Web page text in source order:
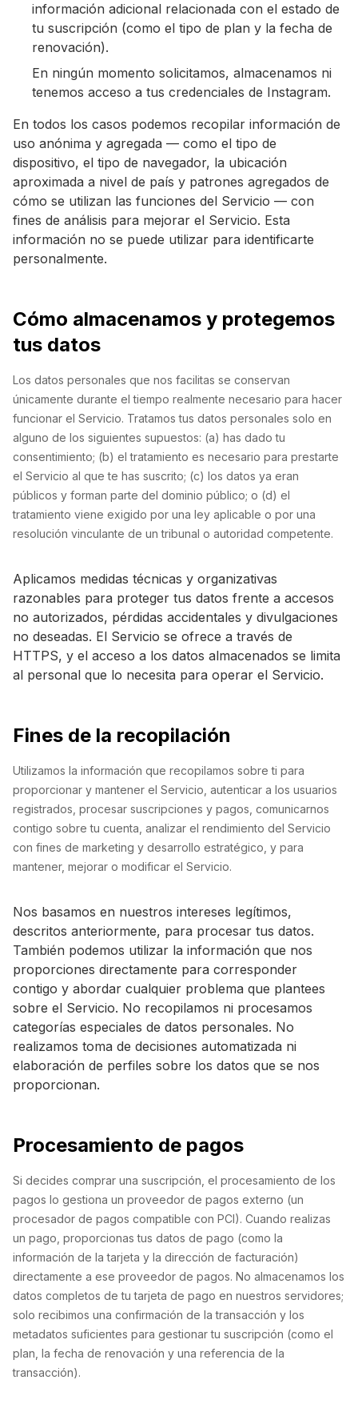
información adicional relacionada con el estado de
tu suscripción (como el tipo de plan y la fecha de
renovación).
En ningún momento solicitamos, almacenamos ni
tenemos acceso a tus credenciales de Instagram.
En todos los casos podemos recopilar información de
uso anónima y agregada — como el tipo de
dispositivo, el tipo de navegador, la ubicación
aproximada a nivel de país y patrones agregados de
cómo se utilizan las funciones del Servicio — con
fines de análisis para mejorar el Servicio. Esta
información no se puede utilizar para identificarte
personalmente.
Cómo almacenamos y protegemos
tus datos
Los datos personales que nos facilitas se conservan
únicamente durante el tiempo realmente necesario para hacer
funcionar el Servicio. Tratamos tus datos personales solo en
alguno de los siguientes supuestos: (a) has dado tu
consentimiento; (b) el tratamiento es necesario para prestarte
el Servicio al que te has suscrito; (c) los datos ya eran
públicos y forman parte del dominio público; o (d) el
tratamiento viene exigido por una ley aplicable o por una
resolución vinculante de un tribunal o autoridad competente.
Aplicamos medidas técnicas y organizativas
razonables para proteger tus datos frente a accesos
no autorizados, pérdidas accidentales y divulgaciones
no deseadas. El Servicio se ofrece a través de
HTTPS, y el acceso a los datos almacenados se limita
al personal que lo necesita para operar el Servicio.
Fines de la recopilación
Utilizamos la información que recopilamos sobre ti para
proporcionar y mantener el Servicio, autenticar a los usuarios
registrados, procesar suscripciones y pagos, comunicarnos
contigo sobre tu cuenta, analizar el rendimiento del Servicio
con fines de marketing y desarrollo estratégico, y para
mantener, mejorar o modificar el Servicio.
Nos basamos en nuestros intereses legítimos,
descritos anteriormente, para procesar tus datos.
También podemos utilizar la información que nos
proporciones directamente para corresponder
contigo y abordar cualquier problema que plantees
sobre el Servicio. No recopilamos ni procesamos
categorías especiales de datos personales. No
realizamos toma de decisiones automatizada ni
elaboración de perfiles sobre los datos que se nos
proporcionan.
Procesamiento de pagos
Si decides comprar una suscripción, el procesamiento de los
pagos lo gestiona un proveedor de pagos externo (un
procesador de pagos compatible con PCI). Cuando realizas
un pago, proporcionas tus datos de pago (como la
información de la tarjeta y la dirección de facturación)
directamente a ese proveedor de pagos. No almacenamos los
datos completos de tu tarjeta de pago en nuestros servidores;
solo recibimos una confirmación de la transacción y los
metadatos suficientes para gestionar tu suscripción (como el
plan, la fecha de renovación y una referencia de la
transacción).